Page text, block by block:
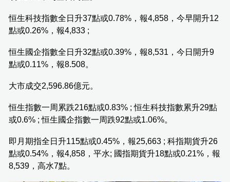
恒生科技指數全日升37點或0.78%，報4,858，今早開升12
點或0.26%，報4,833 ;
恒生國企指數全日升32點或0.39%，報8,531，今日開升9
點或0.11%，報8.508。
大市成交2,596.86億元。
恒生指數一周累跌216點或0.83% ; 恒生科技指數累升29點
或0.6% ; 恒生國企指數一周跌92點或1.06%。
即月期指全日升115點或0.45%，報25,663 ; 科指期貨升26
點或0.54%，報4,858，平水; 國指期貨升18點或0.21%，報
8,539，高水7點。